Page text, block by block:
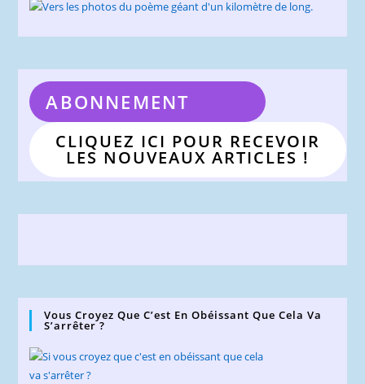
ABONNEMENT
CLIQUEZ ICI POUR RECEVOIR
LES NOUVEAUX ARTICLES !
Vous Croyez Que C’est En Obéissant Que Cela Va
S’arrêter ?